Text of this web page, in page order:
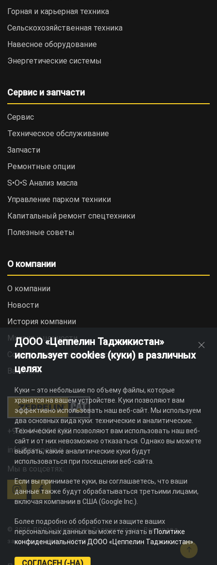
Горная и карьерная техника
Сельскохозяйственная техника
Навесное оборудование
Энергетические системы
Сервис и запчасти
Сервис
Техническое обслуживание
Запчасти
Ремонтные опции
S•O•S Анализ масла
Управление парком техники
Капитальный ремонт спецтехники
Полезные советы
О компании
О компании
Новости
История компании
Миссия и ценности
Социальная ответственность
Вакансии
+992 44 625 11 22
info@zeppelin.tj
Мы в соцсетях:
© 2026 ДООО «Цеппелин Таджикистан». Все права
защищены. ИНН - 010082996
ДООО «Цеппелин Таджикистан»
использует cookies (куки) в различных
целях
Куки – это небольшие по объему файлы, которые
хранятся на вашем устройстве. Куки позволяют вам
эффективно использовать наш веб-сайт. Мы используем
два основных вида куки: технические и аналитические.
Технические куки позволяют вам использовать наш веб-
сайт и от них невозможно отказаться. Однако вы можете
выбрать, какие аналитические куки будут
использоваться при посещении веб-сайта.
Если вы принимаете куки, вы соглашаетесь, что ваши
данные также будут обрабатываться третьими лицами,
включая компании в США (Google Inc.).
Более подробно об обработке и защите ваших
персональных данных вы можете узнать вПолитике
конфиденциальности ДООО «Цеппелин Таджикистан».